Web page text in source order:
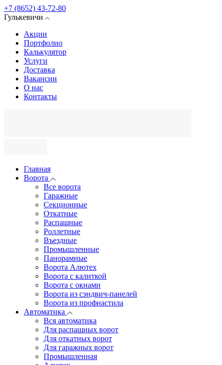
+7 (8652) 43-72-80
Гулькевичи
Акции
Портфолио
Калькулятор
Услуги
Доставка
Вакансии
О нас
Контакты
Главная
Ворота
Все ворота
Гаражные
Секционные
Откатные
Распашные
Роллетные
Въездные
Промышленные
Панорамные
Ворота Алютех
Ворота с калиткой
Ворота c окнами
Ворота из сэндвич-панелей
Ворота из профнастила
Автоматика
Вся автоматика
Для распашных ворот
Для откатных ворот
Для гаражных ворот
Промышленная